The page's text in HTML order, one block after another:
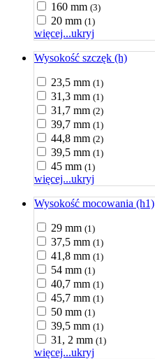
160 mm (3)
20 mm (1)
więcej...ukryj
Wysokość szczęk (h)
23,5 mm (1)
31,3 mm (1)
31,7 mm (2)
39,7 mm (1)
44,8 mm (2)
39,5 mm (1)
45 mm (1)
więcej...ukryj
Wysokość mocowania (h1)
29 mm (1)
37,5 mm (1)
41,8 mm (1)
54 mm (1)
40,7 mm (1)
45,7 mm (1)
50 mm (1)
39,5 mm (1)
31, 2 mm (1)
więcej...ukryj